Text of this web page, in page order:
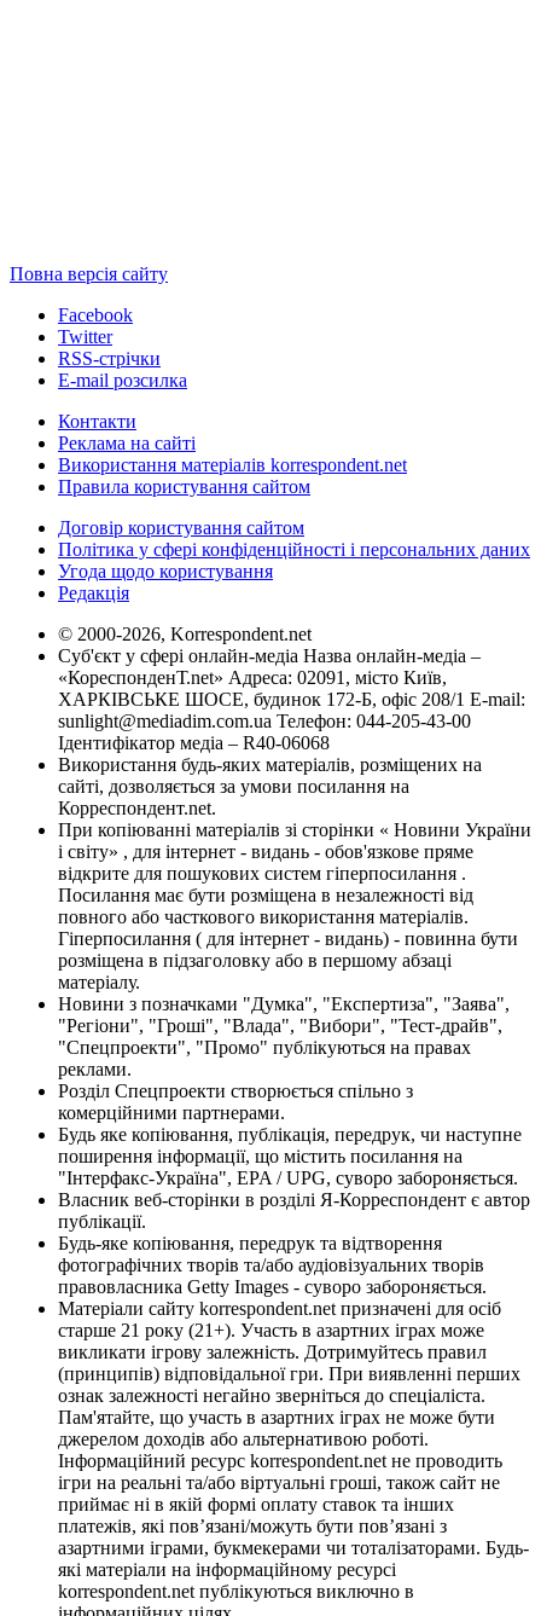
Повна версія сайту
Facebook
Twitter
RSS-стрічки
E-mail розсилка
Контакти
Реклама на сайті
Використання матеріалів korrespondent.net
Правила користування сайтом
Договір користування сайтом
Політика у сфері конфіденційності і персональних даних
Угода щодо користування
Редакція
© 2000-2026, Korrespondent.net
Суб'єкт у сфері онлайн-медіа Назва онлайн-медіа –
«КореспонденТ.net» Адреса: 02091, місто Київ,
ХАРКІВСЬКЕ ШОСЕ, будинок 172-Б, офіс 208/1 E-mail:
sunlight@mediadim.com.ua Телефон: 044-205-43-00
Ідентифікатор медіа – R40-06068
Використання будь-яких матеріалів, розміщених на
сайті, дозволяється за умови посилання на
Корреспондент.net.
При копіюванні матеріалів зі сторінки « Новини України
і світу» , для інтернет - видань - обов'язкове пряме
відкрите для пошукових систем гіперпосилання .
Посилання має бути розміщена в незалежності від
повного або часткового використання матеріалів.
Гіперпосилання ( для інтернет - видань) - повинна бути
розміщена в підзаголовку або в першому абзаці
матеріалу.
Новини з позначками "Думка", "Експертиза", "Заява",
"Регіони", "Гроші", "Влада", "Вибори", "Тест-драйв",
"Спецпроекти", "Промо" публікуються на правах
реклами.
Розділ Спецпроекти створюється спільно з
комерційними партнерами.
Будь яке копіювання, публікація, передрук, чи наступне
поширення інформації, що містить посилання на
"Інтерфакс-Україна", EPA / UPG, суворо забороняється.
Власник веб-сторінки в розділі Я-Корреспондент є автор
публікації.
Будь-яке копіювання, передрук та відтворення
фотографічних творів та/або аудіовізуальних творів
правовласника Getty Images - суворо забороняється.
Матеріали сайту korrespondent.net призначені для осіб
старше 21 року (21+). Участь в азартних іграх може
викликати ігрову залежність. Дотримуйтесь правил
(принципів) відповідальної гри. При виявленні перших
ознак залежності негайно зверніться до спеціаліста.
Пам'ятайте, що участь в азартних іграх не може бути
джерелом доходів або альтернативою роботі.
Інформаційний ресурс korrespondent.net не проводить
ігри на реальні та/або віртуальні гроші, також сайт не
приймає ні в якій формі оплату ставок та інших
платежів, які пов’язані/можуть бути пов’язані з
азартними іграми, букмекерами чи тоталізаторами. Будь-
які матеріали на інформаційному ресурсі
korrespondent.net публікуються виключно в